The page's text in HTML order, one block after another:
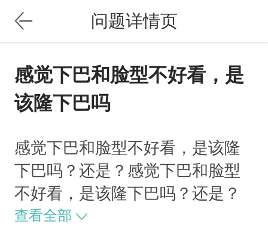
问题详情页
感觉下巴和脸型不好看，是
该隆下巴吗
感觉下巴和脸型不好看，是该隆
下巴吗？还是？感觉下巴和脸型
不好看，是该隆下巴吗？还是？
查看全部